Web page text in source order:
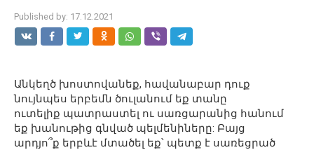
Published by: 17.12.2021
Անկեղծ խոստովանեք, հավանաբար դուք
նույնպես երբեմն ծուլանում եք տանը
ուտելիք պատրաստել ու սառցարանից հանում
եք խանութից գնված պելմենիները: Բայց
արդյո՞ք երբևէ մտածել եք՝ պետք է սառեցրած